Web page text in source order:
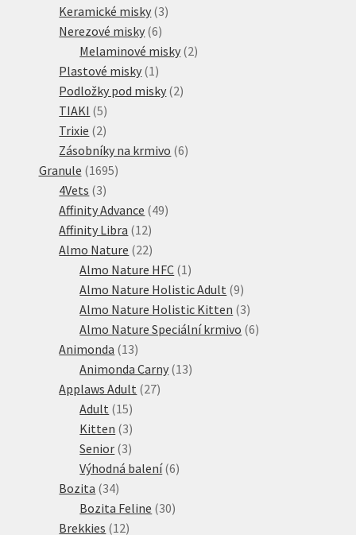
Keramické misky 33
Nerezové misky 66
produktů
Melaminové misky 22
Plastové misky 1 1
produkt
Podložky pod misky 22
TIAKI 55
produktů
Trixie 22
produkty
Zásobníky na krmivo 66
Granule 16951695
4Vets 33
produkty
Affinity Advance 4949
Affinity Libra 1212
produktů
Almo Nature 2222
produktů
Almo Nature HFC 1 1
produkt
Almo Nature Holistic Adult 99
produktů
Almo Nature Holistic Kitten 33
produkty
Almo Nature Speciální krmivo 66
Animonda 1313
produktů
Animonda Carny 1313
Applaws Adult 2727
Adult 1515
produktů
Kitten 33
produkty
Senior 33
produkty
Výhodná balení 66
Bozita 3434
produktů
Bozita Feline 3030
Brekkies 1212